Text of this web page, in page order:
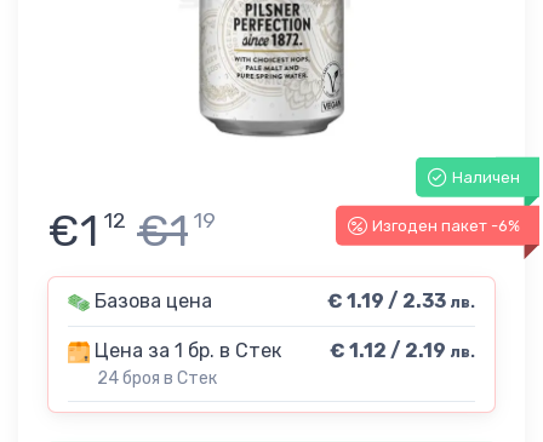
Наличен
Изгоден пакет -6%
€1 12 €1 19
Базова цена € 1.19 / 2.33 лв.
Цена за 1 бр. в Стек
24 броя в Стек
€ 1.12 / 2.19 лв.